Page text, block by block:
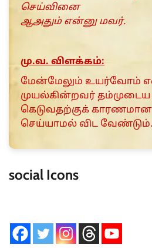
செய்வினை
ஆஅதும் என்னு மவர்.
மு.வ. விளக்கம்:
மேன்மேலும் உயர்வோம்
முயல்கின்றவர் தம்முடைய
கெடுவதற்குக்
செய்யாமல் விட வேண்டும்.
social Icons